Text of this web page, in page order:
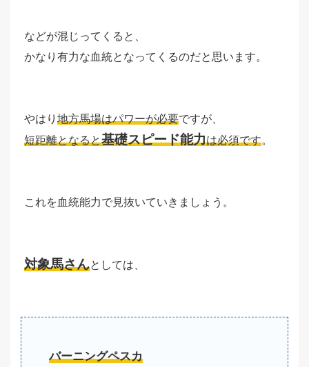
などが混じってくると、
かなり有力な血統となってくるのだと思います。
やはり 地方馬場はパワーが必要ですが、
短距離となると基礎スピード能力は必須です。
これを血統能力で見抜いていきましょう。
対象馬さんとしては、
バーニングペスカ